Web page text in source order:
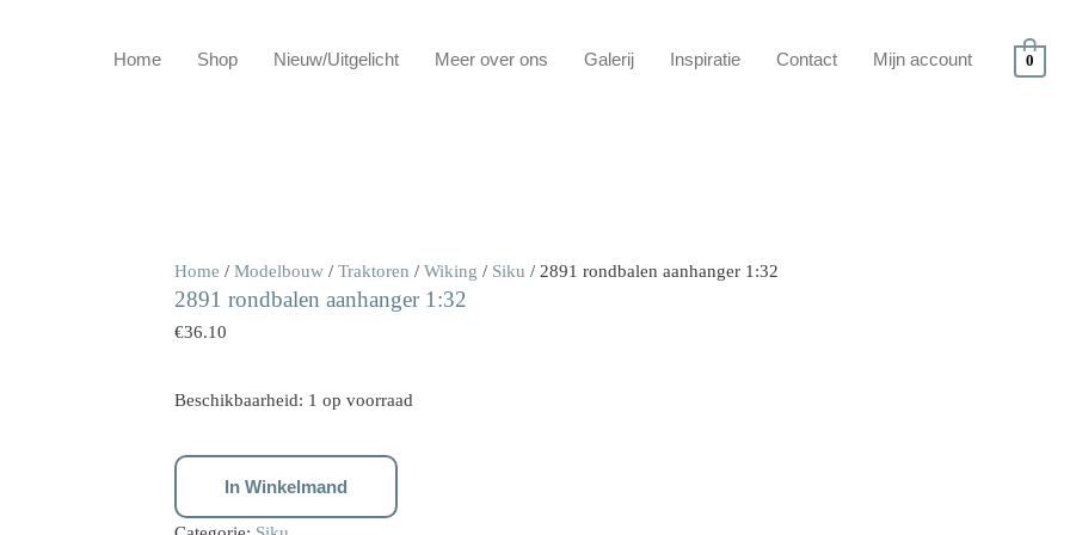
Home Shop Nieuw/Uitgelicht Meer over ons Galerij Inspiratie Contact Mijn account 0
Home / Modelbouw/ Traktoren / Wiking / Siku / 2891 rondbalen aanhanger 1:32
2891 rondbalen aanhanger 1:32
€36.10
Beschikbaarheid: 1 op voorraad
2891
rondbalen
aanhanger
In Winkelmand